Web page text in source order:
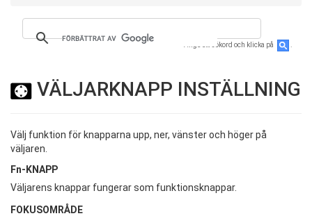
Ange ett sökord och klicka på
VÄLJARKNAPP INSTÄLLNING
Välj funktion för knapparna upp, ner, vänster och höger på
väljaren.
Fn-KNAPP
Väljarens knappar fungerar som funktionsknappar.
FOKUSOMRÅDE